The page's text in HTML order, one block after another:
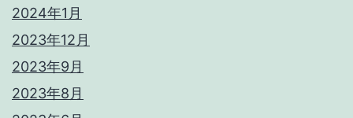
2024年1月
2023年12月
2023年9月
2023年8月